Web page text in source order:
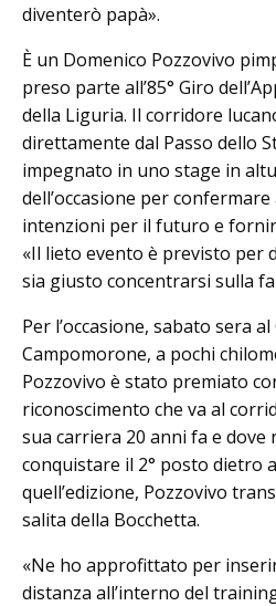
diventerò papà».
È un Domenico Pozzovivo
preso parte all’85° Giro
della Liguria. Il corridore
direttamente dal Passo dello
impegnato in uno stage in
dell’occasione per
intenzioni per il futuro e
«Il lieto evento è previsto per
sia giusto concentrarsi sulla
Per l’occasione, sabato sera
Campomorone, a pochi
Pozzovivo è stato premiato
riconoscimento che va al
sua carriera 20 anni fa e dove
conquistare il 2° posto dietro
quell’edizione, Pozzovivo
salita della Bocchetta.
«Ne ho approfittato per
distanza all’interno del